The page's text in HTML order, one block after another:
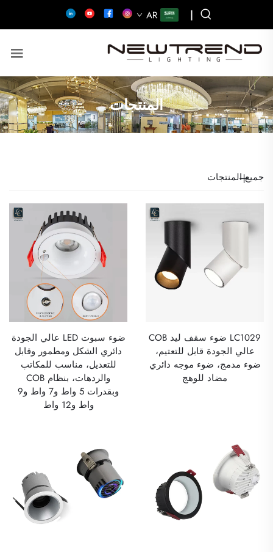
|
AR
المنتجات
جميع المنتجات
LC1029 ضوء سقف ليد COB
عالي الجودة قابل للتعتيم،
ضوء مدمج، ضوء موجه دائري
مضاد للوهج
ضوء سبوت LED عالي الجودة
دائري الشكل ومطمور وقابل
للتعديل، مناسب للمكاتب
والردهات، بنظام COB
وبقدرات 5 واط و7 واط و9
واط و12 واط